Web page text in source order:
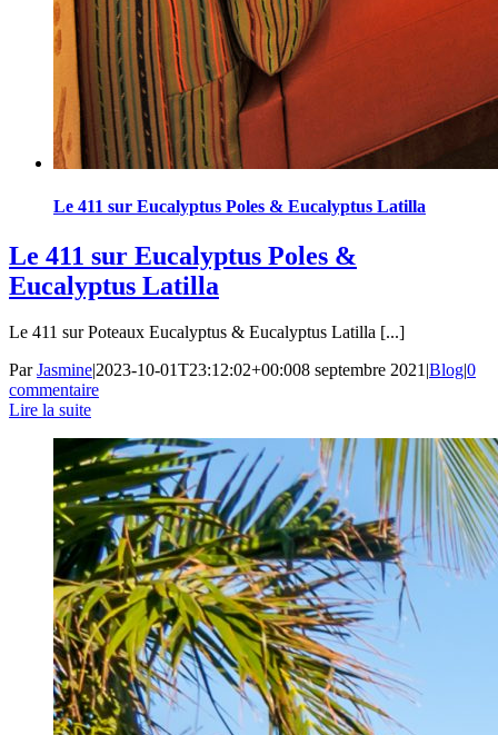
Le 411 sur Eucalyptus Poles & Eucalyptus Latilla
Le 411 sur Eucalyptus Poles &
Eucalyptus Latilla
Le 411 sur Poteaux Eucalyptus & Eucalyptus Latilla [...]
ParJasmine|2023-10-01T23:12:02+00:008 septembre 2021|Blog|0
commentaire
Lire la suite